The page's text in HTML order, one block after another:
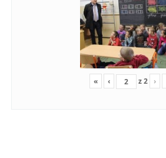
« ‹ z2 ›